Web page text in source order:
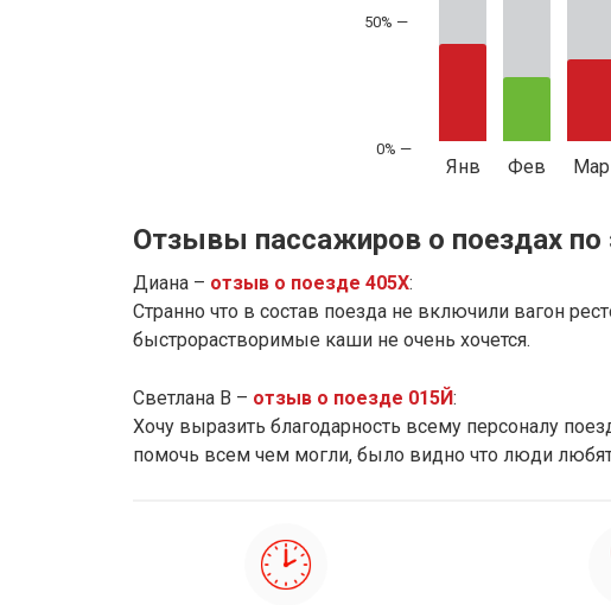
50% —
Янв Фев Мар
Отзывы пассажиров о поездах по
Диана – отзыв о поезде 405Х:
Странно что в состав поезда не включили вагон
быстрорастворимые каши не очень хочется.
Светлана В – отзыв о поезде 015Й:
Хочу выразить благодарность всему персоналу
помочь всем чем могли, было видно что люди